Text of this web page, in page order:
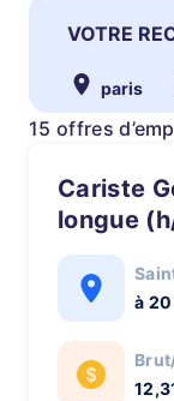
VOTRE
paris
15 offres
Cariste Gerbeur / caces 3 Mission
longue
à